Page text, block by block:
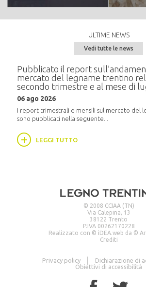
ULTIME NEWS
Vedi tutte le news
Pubblicato il report
mercato del legname trentino
secondo trimestre e al mese di
06 ago 2026
I report trimestrali e mensili sul mercato del
sono pubblicati nella seguente...
LEGGI TUTTO
© 2008 CCIAA (TN)
Via Calepina, 13
38122 Trento
P.IVA 00262170228
Realizzato con © iDEA.web da ©
Crediti
Privacy policy
Dichiarazione di
Obiettivi di accessibilità